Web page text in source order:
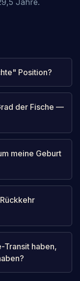
Jahre.
Position?
der Fische —
meine Geburt
Transit haben,